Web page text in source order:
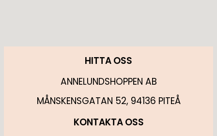
HITTA OSS
ANNELUNDSHOPPEN AB
MÅNSKENSGATAN 52, 94136 PITEÅ
KONTAKTA OSS